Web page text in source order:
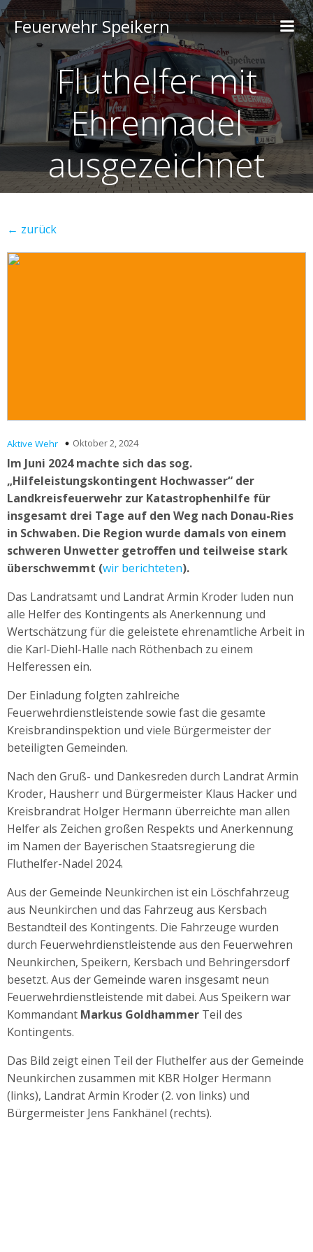
Feuerwehr Speikern
Fluthelfer mit
Ehrennadel
ausgezeichnet
← zurück
Aktive Wehr Oktober 2, 2024
Im Juni 2024 machte sich das sog.
„Hilfeleistungskontingent Hochwasser“ der
Landkreisfeuerwehr zur Katastrophenhilfe für
insgesamt drei Tage auf den Weg nach Donau-Ries
in Schwaben. Die Region wurde damals von einem
schweren Unwetter getroffen und teilweise stark
überschwemmt (wir berichteten).
Das Landratsamt und Landrat Armin Kroder luden nun
alle Helfer des Kontingents als Anerkennung und
Wertschätzung für die geleistete ehrenamtliche Arbeit in
die Karl-Diehl-Halle nach Röthenbach zu einem
Helferessen ein.
Der Einladung folgten zahlreiche
Feuerwehrdienstleistende sowie fast die gesamte
Kreisbrandinspektion und viele Bürgermeister der
beteiligten Gemeinden.
Nach den Gruß- und Dankesreden durch Landrat Armin
Kroder, Hausherr und Bürgermeister Klaus Hacker und
Kreisbrandrat Holger Hermann überreichte man allen
Helfer als Zeichen großen Respekts und Anerkennung
im Namen der Bayerischen Staatsregierung die
Fluthelfer-Nadel 2024.
Aus der Gemeinde Neunkirchen ist ein Löschfahrzeug
aus Neunkirchen und das Fahrzeug aus Kersbach
Bestandteil des Kontingents. Die Fahrzeuge wurden
durch Feuerwehrdienstleistende aus den Feuerwehren
Neunkirchen, Speikern, Kersbach und Behringersdorf
besetzt. Aus der Gemeinde waren insgesamt neun
Feuerwehrdienstleistende mit dabei. Aus Speikern war
Kommandant Markus Goldhammer Teil des
Kontingents.
Das Bild zeigt einen Teil der Fluthelfer aus der Gemeinde
Neunkirchen zusammen mit KBR Holger Hermann
(links), Landrat Armin Kroder (2. von links) und
Bürgermeister Jens Fankhänel (rechts).